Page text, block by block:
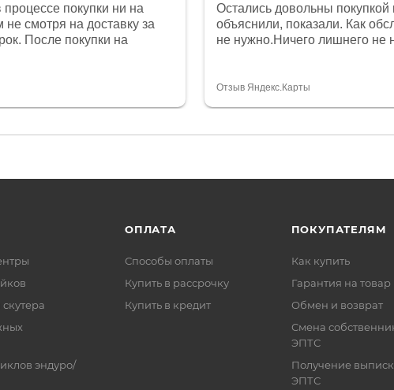
покупки ни на
смотря на доставку за
После покупки на
представители магазина
проблема была решена.
к клиенту после
Остались довольны
объяснили, показали. Как
не нужно.Ничего лишнего не
огромное спасибо Дмитрию,
Отзыв Яндекс.Карты
эндуро/
ОПЛАТА
Способы оплаты
Купить в рассрочку
Купить в кредит
ПОКУПАТЕЛЯМ
Как купить
Гарантия на товар
Обмен и возврат
Смена
ЭПТС
Получение
ЭПТС